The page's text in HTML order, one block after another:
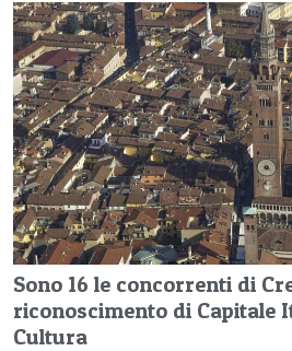
Sono 16 le concorrenti di
riconoscimento di Capitale
Cultura